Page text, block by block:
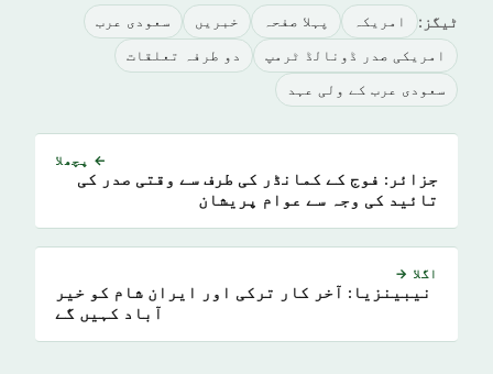
ٹیگز: امريكہ پہلا صفحہ خبريں سعودى عرب
امریکی صدر ڈونالڈ ٹرمپ دو طرفہ تعلقات
سعودی عرب کے ولی عہد
← پچھلا
جزائر: فوج کے کمانڈر کی طرف سے وقتی صدر کی
تائید کی وجہ سے عوام پریشان
اگلا →
نیبینزیا: آخر کار ترکی اور ایران شام کو خیر
آباد کہیں گے